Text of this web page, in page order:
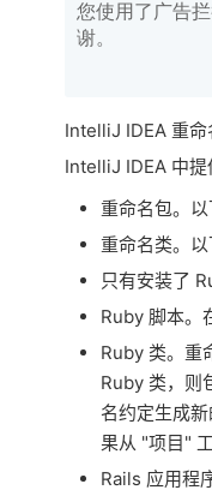
您使用了广告
谢。
IntelliJ IDEA 重命
IntelliJ IDEA 中提
重命名包。
重命名类。
只有安装了
Ruby 脚本。
Ruby 类。重
Ruby 类，则
名约定生成
果从 "项目"
Rails 应用程